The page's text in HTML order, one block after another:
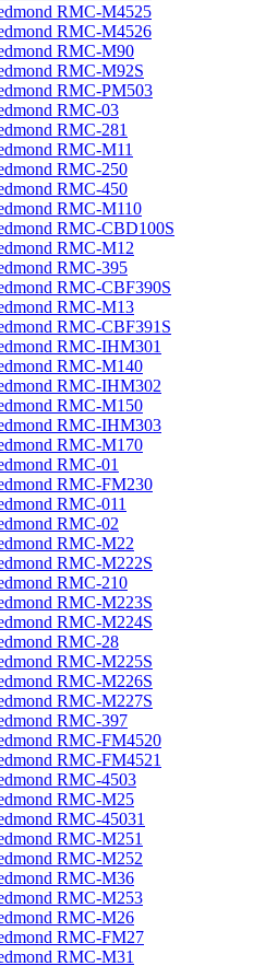
RMC-M4525
RMC-M4526
RMC-M90
RMC-M92S
RMC-PM503
RMC-03
RMC-281
RMC-M11
RMC-250
RMC-450
RMC-M110
RMC-CBD100S
RMC-M12
RMC-395
RMC-CBF390S
RMC-M13
RMC-CBF391S
RMC-IHM301
RMC-M140
RMC-IHM302
RMC-M150
RMC-IHM303
RMC-M170
RMC-01
RMC-FM230
RMC-011
RMC-02
RMC-M22
RMC-M222S
RMC-210
RMC-M223S
RMC-M224S
RMC-28
RMC-M225S
RMC-M226S
RMC-M227S
RMC-397
RMC-FM4520
RMC-FM4521
RMC-4503
RMC-M25
RMC-45031
RMC-M251
RMC-M252
RMC-M36
RMC-M253
RMC-M26
RMC-FM27
RMC-M31